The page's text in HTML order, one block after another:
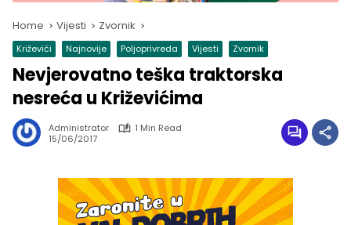
Home Vijesti Zvornik
Križevići Najnovije Poljoprivreda Vijesti Zvornik
Nevjerovatno teška traktorska
nesreća u Križevićima
Administrator
1 Min Read
15/06/2017